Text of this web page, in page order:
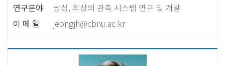
연구분야
쌍성, 최상의 관측 시스템 연구 및 개발
이 메 일
jeongjh@cbnu.ac.kr